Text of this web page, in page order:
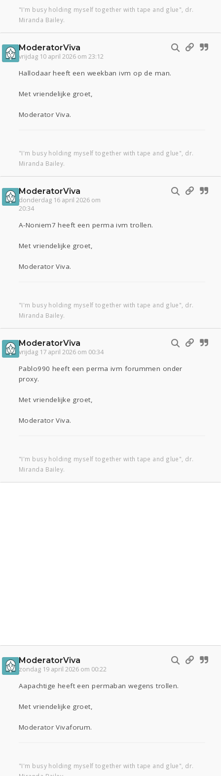
"I'm busy holding myself together with tape and glue", dr.
Miranda Bailey.
ModeratorViva
vrijdag 10 april 2026 om 23:12
Hallodaar heeft een weekban ivm op de man.
Met vriendelijke groet,
Moderator Viva.
"I'm busy holding myself together with tape and glue", dr.
Miranda Bailey.
ModeratorViva
donderdag 16 april 2026 om
20:34
A-Noniem7 heeft een perma ivm trollen.
Met vriendelijke groet,
Moderator Viva.
"I'm busy holding myself together with tape and glue", dr.
Miranda Bailey.
ModeratorViva
vrijdag 17 april 2026 om 00:34
Pablo990 heeft een perma ivm forummen onder
proxy.
Met vriendelijke groet,
Moderator Viva.
"I'm busy holding myself together with tape and glue", dr.
Miranda Bailey.
ModeratorViva
zondag 19 april 2026 om 00:22
Aapachtige heeft een permaban wegens trollen.
Met vriendelijke groet,
Moderator Vivaforum.
"I'm busy holding myself together with tape and glue", dr.